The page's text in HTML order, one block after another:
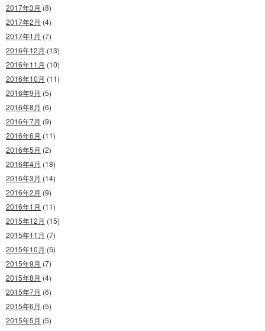
2017年3月 (8)
2017年2月 (4)
2017年1月 (7)
2016年12月 (13)
2016年11月 (10)
2016年10月 (11)
2016年9月 (5)
2016年8月 (6)
2016年7月 (9)
2016年6月 (11)
2016年5月 (2)
2016年4月 (18)
2016年3月 (14)
2016年2月 (9)
2016年1月 (11)
2015年12月 (15)
2015年11月 (7)
2015年10月 (5)
2015年9月 (7)
2015年8月 (4)
2015年7月 (6)
2015年6月 (5)
2015年5月 (5)